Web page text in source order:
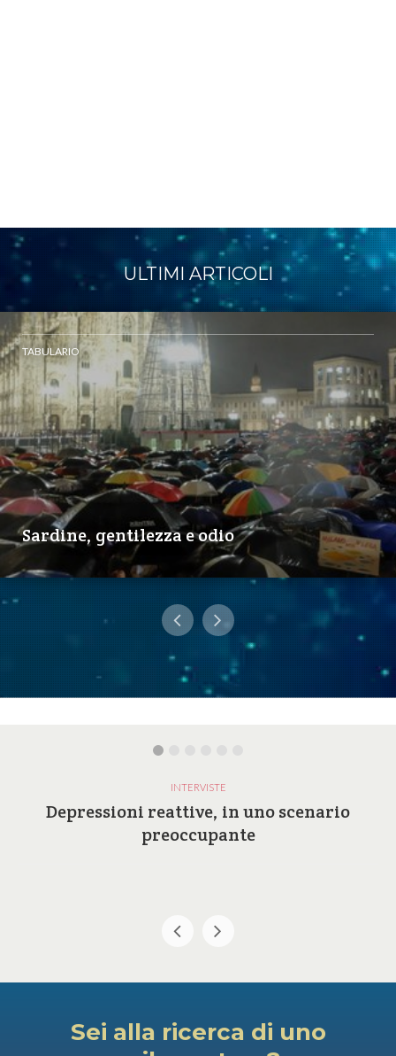
ULTIMI ARTICOLI
TABULARIO
Sardine, gentilezza e odio
INTERVISTE
Depressioni reattive, in uno scenario
preoccupante
Sei alla ricerca di uno